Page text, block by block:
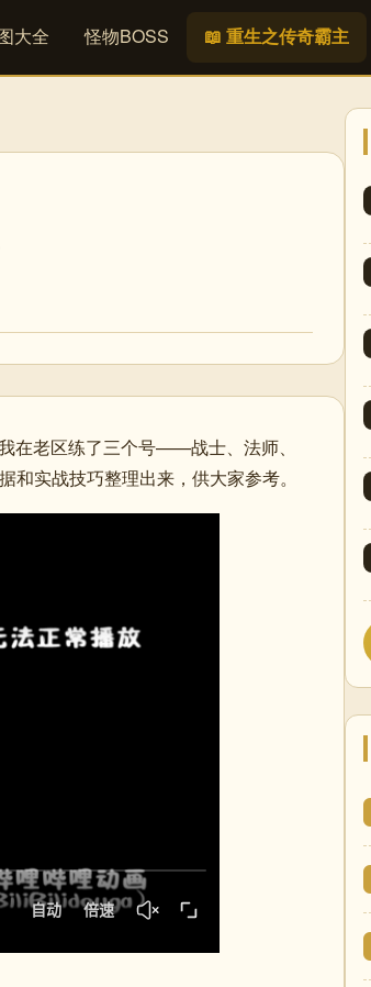
大全 怪物BOSS 📖 重生之传奇霸主
在老区练了三个号——战士、法师、
实战技巧整理出来，供大家参考。